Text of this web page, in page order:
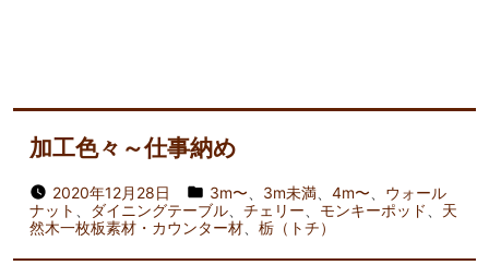
加工色々～仕事納め
2020年12月28日 3m〜 3m未満 4m〜
ウォール
ナット
ダイニングテーブル チェリー モンキーポッド
天
然木一枚板素材・カウンター材
栃（トチ）